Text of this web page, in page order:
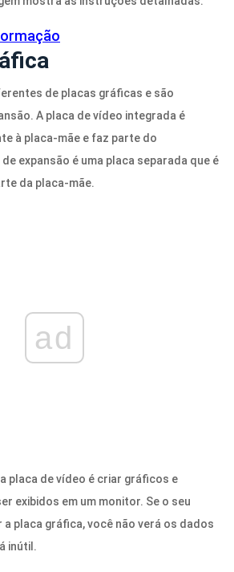
de placas gráficas e são
A placa de vídeo integrada é
à placa-mãe e faz parte do
expansão é uma placa separada que é
da placa-mãe.
ad
placa de vídeo é criar gráficos e
exibidos em um monitor. Se o seu
placa gráfica, você não verá os dados
inútil.